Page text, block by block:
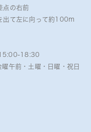
点の右前
て左に向って約100m
18:30
午前・土曜・日曜・祝日